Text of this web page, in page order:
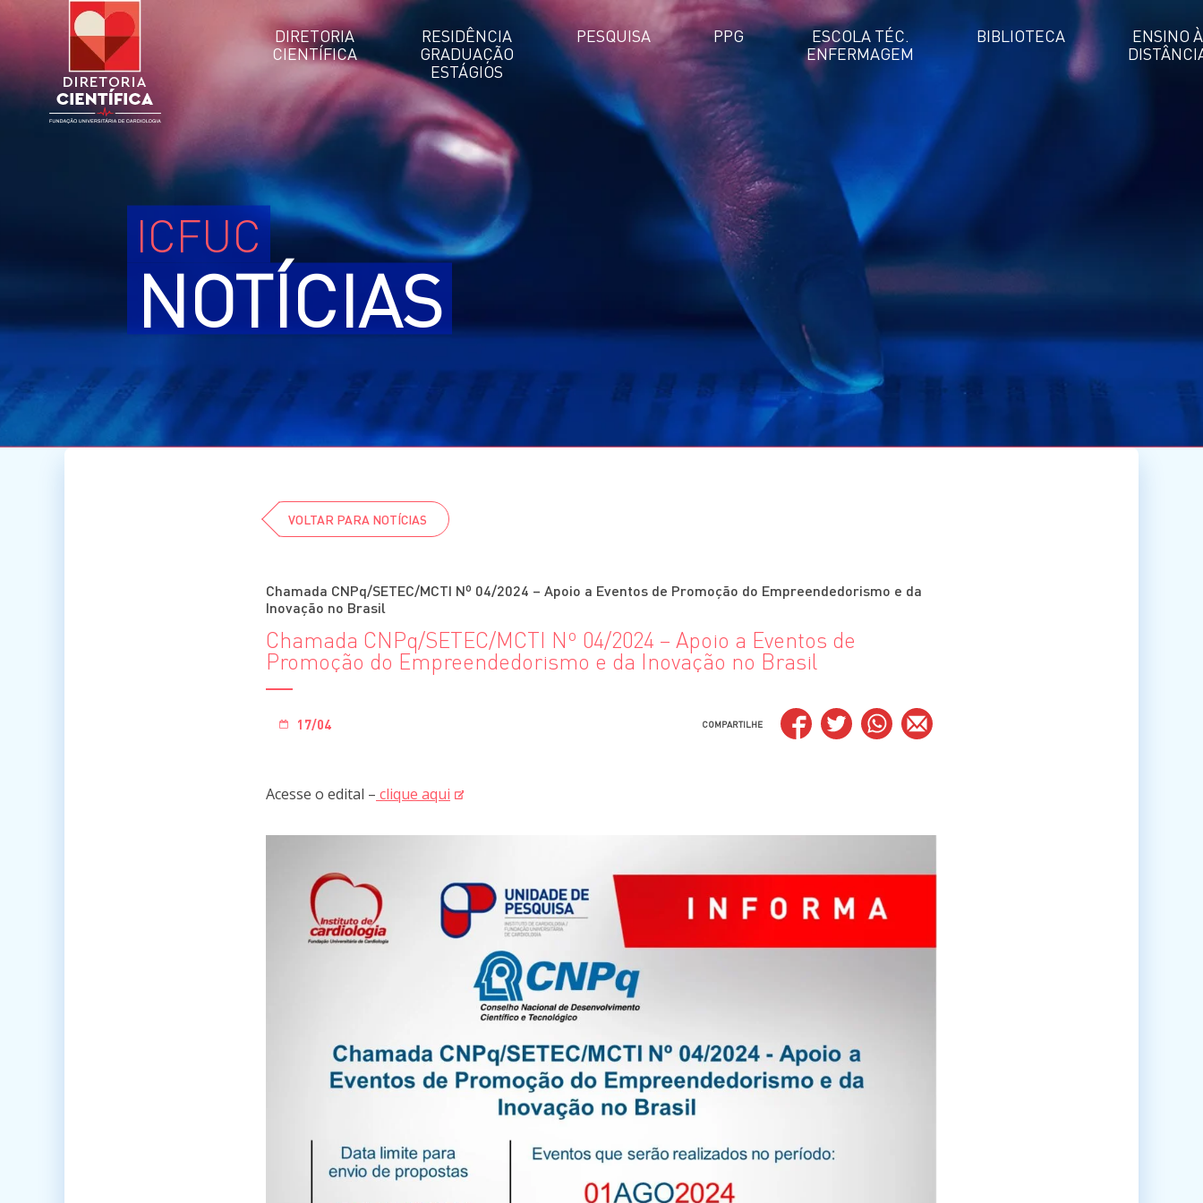
DIRETORIA
CIENTÍFICA
RESIDÊNCIA
GRADUAÇÃO
ESTÁGIOS
PESQUISA PPG
ESCOLA TÉC.
ENFERMAGEM
BIBLIOTECA
ENSINO À
ICFUC
NOTÍCIAS
VOLTAR PARA NOTÍCIAS
Chamada CNPq/SETEC/MCTI Nº 04/2024 – Apoio a Eventos de Promoção do Empreendedorismo e da
Inovação no Brasil
Chamada CNPq/SETEC/MCTI Nº 04/2024 – Apoio a Eventos de
Promoção do Empreendedorismo e da Inovação no Brasil
17/04 COMPARTILHE
Acesse o edital – clique aqui